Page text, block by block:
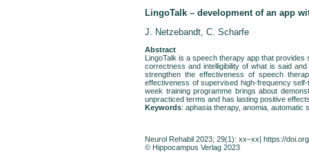
LingoTalk – development of an app
J. Netzebandt, C. Scharfe
Abstract
LingoTalk is a speech therapy app that
correctness and intelligibility of what is said
strengthen the effectiveness of speech
effectiveness of supervised high-frequency
week training programme brings about
unpracticed terms and has lasting positive
Keywords: aphasia therapy, anomia, automatic
Neurol Rehabil 2023; 29(1): xx–xx|
© Hippocampus Verlag 2023